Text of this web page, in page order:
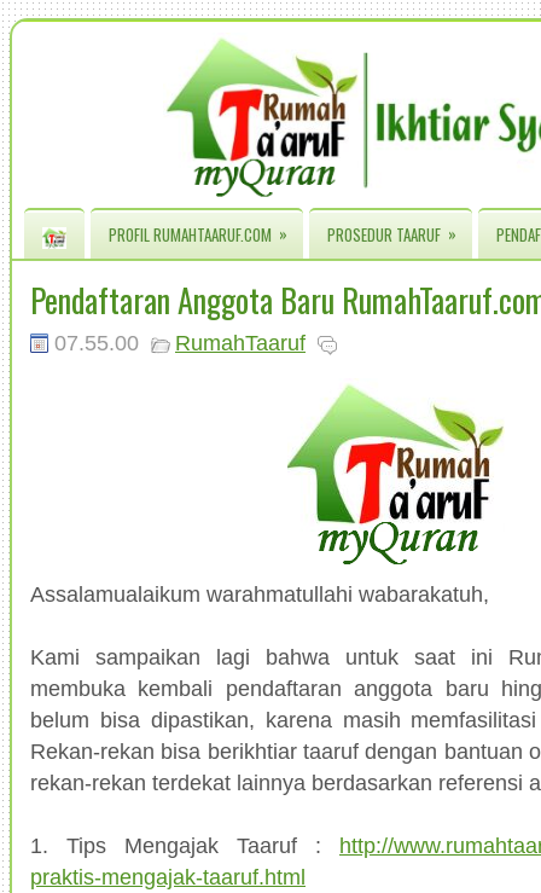
PROFIL RUMAHTAARUF.COM » PROSEDUR TAARUF »
Pendaftaran Anggota Baru
07.55.00 RumahTaaruf
Assalamualaikum warahmatullahi wabarakatuh,
Kami sampaikan lagi bahwa untuk saat ini
membuka kembali pendaftaran anggota baru
belum bisa dipastikan, karena masih
Rekan-rekan bisa berikhtiar taaruf dengan bantuan
rekan-rekan terdekat lainnya berdasarkan referensi
1. Tips Mengajak Taaruf : http://
praktis-mengajak-taaruf.html